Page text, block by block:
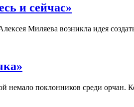
и сейчас»
Миляева возникла идея
поклонников среди орчан.